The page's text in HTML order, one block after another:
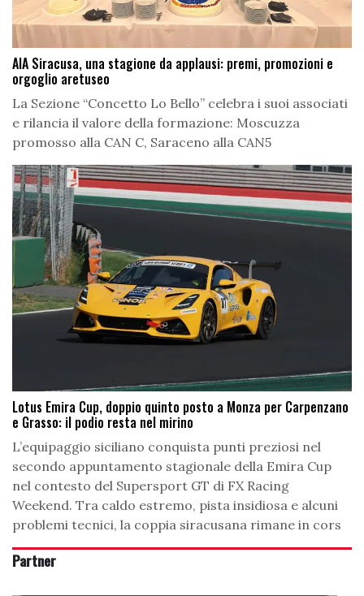
AIA Siracusa, una stagione da applausi: premi, promozioni e
orgoglio aretuseo
La Sezione “Concetto Lo Bello” celebra i suoi associati
e rilancia il valore della formazione: Moscuzza
promosso alla CAN C, Saraceno alla CAN5
Lotus Emira Cup, doppio quinto posto a Monza per Carpenzano
e Grasso: il podio resta nel mirino
L’equipaggio siciliano conquista punti preziosi nel
secondo appuntamento stagionale della Emira Cup
nel contesto del Supersport GT di FX Racing
Weekend. Tra caldo estremo, pista insidiosa e alcuni
problemi tecnici, la coppia siracusana rimane in cors
Partner